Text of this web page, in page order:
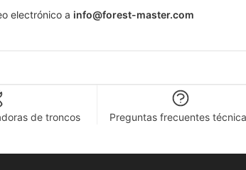
electrónico a info@forest-master.com
de troncos Preguntas frecuentes